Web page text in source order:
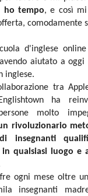
ho tempo, e così mi
comodamente
d'inglese
aiutato a
inglese.
tra
ha
molto
rivoluzionario
di insegnanti
qualsiasi luogo e
ogni mese oltre
insegnanti